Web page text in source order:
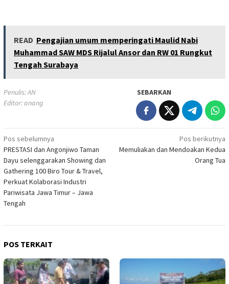
READ Pengajian umum memperingati Maulid Nabi
Muhammad SAW MDS Rijalul Ansor dan RW 01 Rungkut
Tengah Surabaya
Penulis: AN
Editor: anang
SEBARKAN
Navigasi
pos
Pos sebelumnya
PRESTASI dan Angonjiwo Taman
Dayu selenggarakan Showing dan
Gathering 100 Biro Tour & Travel,
Perkuat Kolaborasi Industri
Pariwisata Jawa Timur – Jawa
Tengah
Pos berikutnya
Memuliakan dan Mendoakan Kedua
Orang Tua
POS TERKAIT